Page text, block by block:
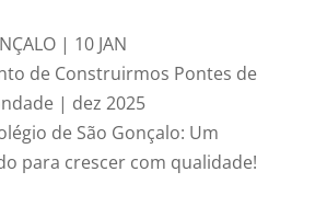
| 10 JAN
de Construirmos Pontes de
| dez 2025
de São Gonçalo: Um
para crescer com qualidade!